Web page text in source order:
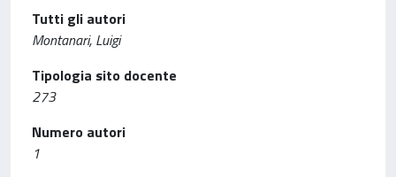
Tutti gli autori
Montanari, Luigi
Tipologia sito docente
273
Numero autori
1